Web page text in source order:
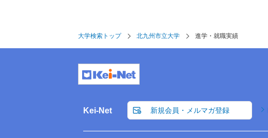
大学検索トップ 北九州市立大学 進学・就職実績
Kei-Net 新規会員・メルマガ登録